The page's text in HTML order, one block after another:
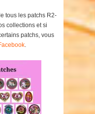
tous les patchs R2-
collections et si
patchs, vous
.